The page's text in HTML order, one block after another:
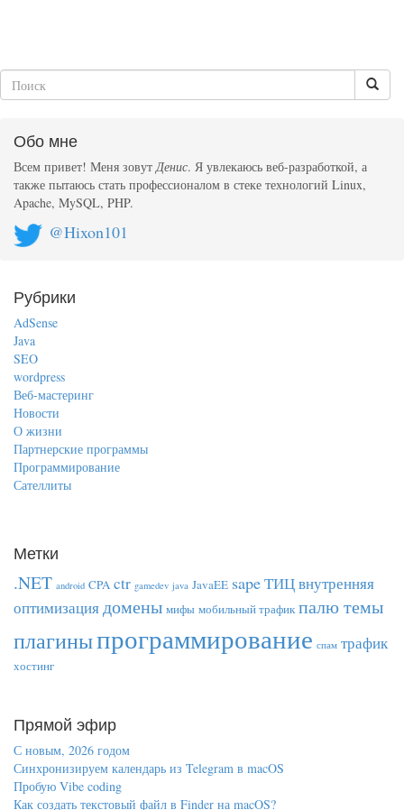
Обо мне
Всем привет! Меня зовутДенис. Я увлекаюсь веб-разработкой, а
также пытаюсь стать профессионалом в стеке технологий Linux,
Apache, MySQL, PHP.
@Hixon101
Рубрики
AdSense
Java
SEO
wordpress
Веб-мастеринг
Новости
О жизни
Партнерские программы
Программирование
Сателлиты
Метки
.NET android CPA ctr gamedev java JavaEE sapeТИЦвнутренняя
оптимизациядомены мифы мобильный трафик палю темы
плагиныпрограммирование спам трафик
хостинг
Прямой эфир
С новым, 2026 годом
Синхронизируем календарь из Telegram в macOS
Пробую Vibe coding
Как создать текстовый файл в Finder на macOS?